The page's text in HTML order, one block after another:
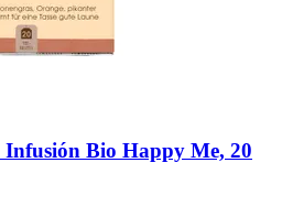
Infusión Bio Happy Me, 20